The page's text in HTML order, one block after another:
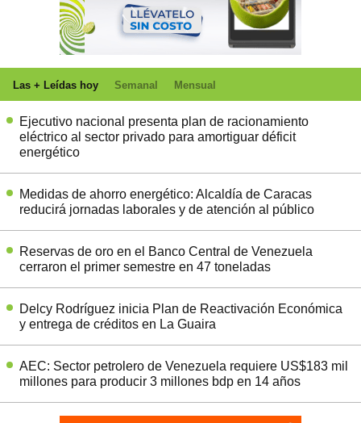
Las + Leídas hoy Semanal Mensual
Ejecutivo nacional presenta plan de racionamiento
eléctrico al sector privado para amortiguar déficit
energético
Medidas de ahorro energético: Alcaldía de Caracas
reducirá jornadas laborales y de atención al público
Reservas de oro en el Banco Central de Venezuela
cerraron el primer semestre en 47 toneladas
Delcy Rodríguez inicia Plan de Reactivación Económica
y entrega de créditos en La Guaira
AEC: Sector petrolero de Venezuela requiere US$183 mil
millones para producir 3 millones bdp en 14 años